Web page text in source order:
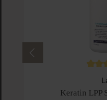
Keratin LPP